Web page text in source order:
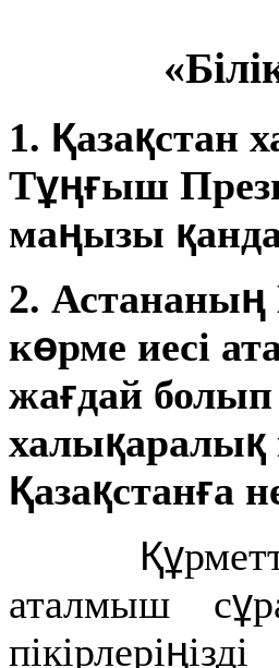
1. Қазақстан
Тұңғыш
маңызы қ
2. Астананың
көрме иесі
жағдай
халықаралық
Қазақстанға
Құ
аталмыш сұ
пікірлеріңізді